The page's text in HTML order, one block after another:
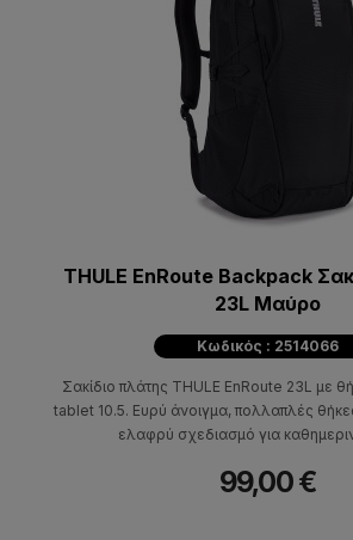
THULE EnRoute Backpack
23L Μαύρο
Κωδικός : 2514066
Σακίδιο πλάτης THULE EnRoute 23L με
tablet 10.5. Ευρύ άνοιγμα, πολλαπλές
ελαφρύ σχεδιασμό για
99,00 €